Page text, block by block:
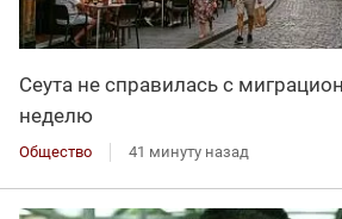
Сеута не справилась с
неделю
Общество 41 минуту назад